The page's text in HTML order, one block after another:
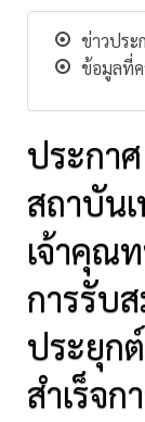
ข่าวประ
ข้อมูลที่
ประกา
สถาบัน
เจ้าคุณ
การรับ
ประยุก
สำเร็จก